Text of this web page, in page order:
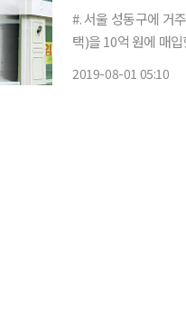
#. 서울 성동구에 거
택)을 10억 원에 매
2019-08-01 05:10